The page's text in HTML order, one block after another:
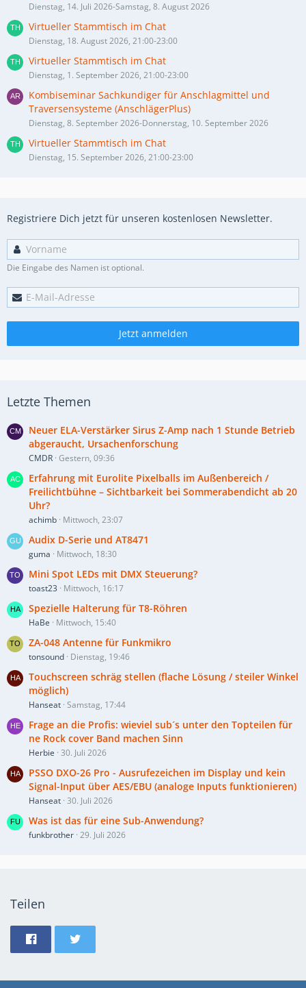
Dienstag, 14. Juli 2026-Samstag, 8. August 2026
Virtueller Stammtisch im Chat
Dienstag, 18. August 2026, 21:00-23:00
Virtueller Stammtisch im Chat
Dienstag, 1. September 2026, 21:00-23:00
Kombiseminar Sachkundiger für Anschlagmittel und
Traversensysteme (AnschlägerPlus)
Dienstag, 8. September 2026-Donnerstag, 10. September 2026
Virtueller Stammtisch im Chat
Dienstag, 15. September 2026, 21:00-23:00
Registriere Dich jetzt für unseren kostenlosen Newsletter.
Die Eingabe des Namen ist optional.
Jetzt anmelden
Letzte Themen
Neuer ELA-Verstärker Sirus Z-Amp nach 1 Stunde Betrieb
abgeraucht, Ursachenforschung
CMDR Gestern, 09:36
Erfahrung mit Eurolite Pixelballs im Außenbereich /
Freilichtbühne – Sichtbarkeit bei Sommerabendicht ab 20
Uhr?
achimb Mittwoch, 23:07
Audix D-Serie und AT8471
guma Mittwoch, 18:30
Mini Spot LEDs mit DMX Steuerung?
toast23 Mittwoch, 16:17
Spezielle Halterung für T8-Röhren
HaBe Mittwoch, 15:40
ZA-048 Antenne für Funkmikro
tonsound Dienstag, 19:46
Touchscreen schräg stellen (flache Lösung / steiler Winkel
möglich)
Hanseat Samstag, 17:44
Frage an die Profis: wieviel sub´s unter den Topteilen für
ne Rock cover Band machen Sinn
Herbie 30. Juli 2026
PSSO DXO-26 Pro - Ausrufezeichen im Display und kein
Signal-Input über AES/EBU (analoge Inputs funktionieren)
Hanseat 30. Juli 2026
Was ist das für eine Sub-Anwendung?
funkbrother 29. Juli 2026
Teilen